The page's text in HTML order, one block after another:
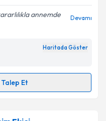
ilişkin
Aydınlatma
verilerimin belirtilen
ediyorum.
annemde
Devamı
Haritada Göster
Et